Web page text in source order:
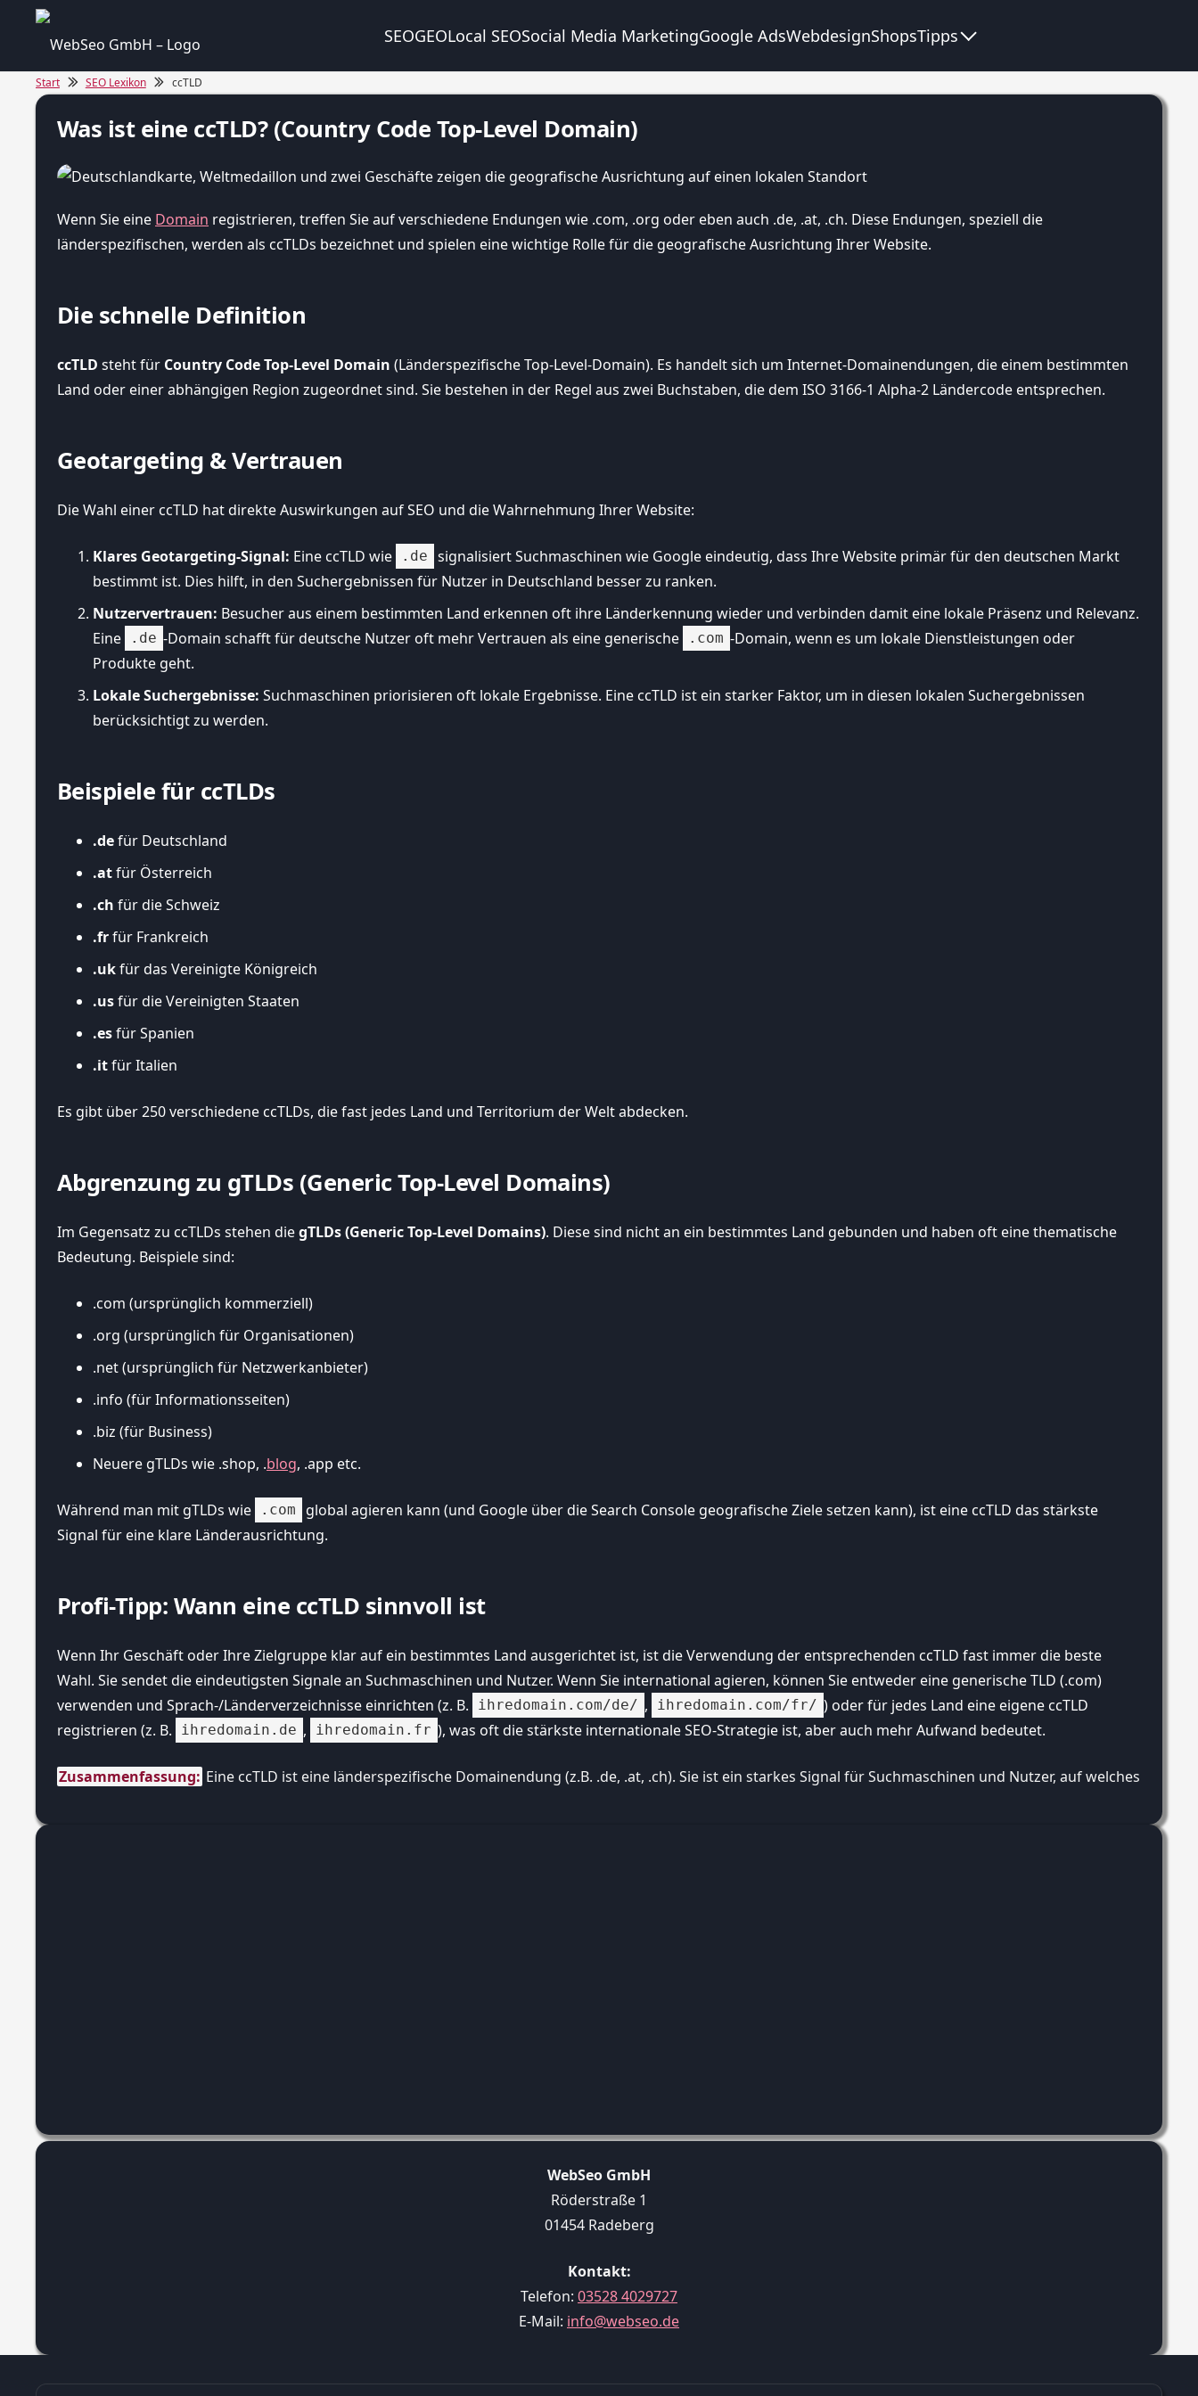
SEOGEOLocal SEOSocial Media MarketingGoogle AdsWebdesignShopsTipps
Start SEO Lexikon ccTLD
Was ist eine ccTLD? (Country Code Top-Level Domain)
Wenn Sie eine Domain registrieren, treffen Sie auf verschiedene Endungen wie .com, .org oder eben auch .de, .at, .ch. Diese Endungen, speziell die
länderspezifischen, werden als ccTLDs bezeichnet und spielen eine wichtige Rolle für die geografische Ausrichtung Ihrer Website.
Die schnelle Definition
ccTLD steht für Country Code Top-Level Domain (Länderspezifische Top-Level-Domain). Es handelt sich um Internet-Domainendungen, die einem bestimmten
Land oder einer abhängigen Region zugeordnet sind. Sie bestehen in der Regel aus zwei Buchstaben, die dem ISO 3166-1 Alpha-2 Ländercode entsprechen.
Geotargeting & Vertrauen
Die Wahl einer ccTLD hat direkte Auswirkungen auf SEO und die Wahrnehmung Ihrer Website:
Klares Geotargeting-Signal: Eine ccTLD wie .de
signalisiert Suchmaschinen wie Google eindeutig, dass Ihre Website primär für den deutschen Markt
bestimmt ist. Dies hilft, in den Suchergebnissen für Nutzer in Deutschland besser zu ranken.
Nutzervertrauen: Besucher aus einem bestimmten Land erkennen oft ihre Länderkennung wieder und verbinden damit eine lokale Präsenz und Relevanz.
Eine
.de -Domain schafft für deutsche Nutzer oft mehr Vertrauen als eine generische .com -Domain, wenn es um lokale Dienstleistungen oder
Produkte geht.
Lokale Suchergebnisse: Suchmaschinen priorisieren oft lokale Ergebnisse. Eine ccTLD ist ein starker Faktor, um in diesen lokalen Suchergebnissen
berücksichtigt zu werden.
Beispiele für ccTLDs
.defür Deutschland
.atfür Österreich
.ch für die Schweiz
.frfür Frankreich
.ukfür das Vereinigte Königreich
.usfür die Vereinigten Staaten
.esfür Spanien
.itfür Italien
Es gibt über 250 verschiedene ccTLDs, die fast jedes Land und Territorium der Welt abdecken.
Abgrenzung zu gTLDs (Generic Top-Level Domains)
Im Gegensatz zu ccTLDs stehen diegTLDs (Generic Top-Level Domains). Diese sind nicht an ein bestimmtes Land gebunden und haben oft eine thematische
Bedeutung. Beispiele sind:
.com (ursprünglich kommerziell)
.org (ursprünglich für Organisationen)
.net (ursprünglich für Netzwerkanbieter)
.info (für Informationsseiten)
.biz (für Business)
Neuere gTLDs wie .shop, .blog, .app etc.
Während man mit gTLDs wie .com
global agieren kann (und Google über die Search Console geografische Ziele setzen kann), ist eine ccTLD das stärkste
Signal für eine klare Länderausrichtung.
Profi-Tipp: Wann eine ccTLD sinnvoll ist
Wenn Ihr Geschäft oder Ihre Zielgruppe klar auf ein bestimmtes Land ausgerichtet ist, ist die Verwendung der entsprechenden ccTLD fast immer die beste
Wahl. Sie sendet die eindeutigsten Signale an Suchmaschinen und Nutzer. Wenn Sie international agieren, können Sie entweder eine generische TLD (.com)
verwenden und Sprach-/Länderverzeichnisse einrichten (z. B.
ihredomain.com/de/ , ihredomain.com/fr/ ) oder für jedes Land eine eigene ccTLD
registrieren (z. B.
ihredomain.de , ihredomain.fr ), was oft die stärkste internationale SEO-Strategie ist, aber auch mehr Aufwand bedeutet.
Zusammenfassung: Eine ccTLD ist eine länderspezifische Domainendung (z.B. .de, .at, .ch). Sie ist ein starkes Signal für Suchmaschinen und Nutzer, auf welches
WebSeo GmbH
Röderstraße 1
01454 Radeberg
Kontakt:
Telefon: 03528 4029727
E-Mail: info@webseo.de